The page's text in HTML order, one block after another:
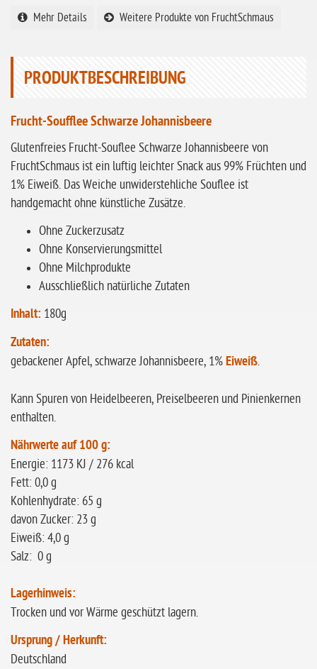
ohne Knoblauch
glutenfrei
Mehr Details Weitere Produkte von FruchtSchmaus
PRODUKTBESCHREIBUNG
Frucht-Soufflee Schwarze Johannisbeere
Glutenfreies Frucht-Souflee Schwarze Johannisbeere von
FruchtSchmaus ist ein luftig leichter Snack aus 99% Früchten und
1% Eiweiß. Das Weiche unwiderstehliche Souflee ist
handgemacht ohne künstliche Zusätze.
Ohne Zuckerzusatz
Ohne Konservierungsmittel
Ohne Milchprodukte
Ausschließlich natürliche Zutaten
Inhalt: 180g
Zutaten:
gebackener Apfel, schwarze Johannisbeere, 1%Eiweiß.
Kann Spuren von Heidelbeeren, Preiselbeeren und Pinienkernen
enthalten.
Nährwerte auf 100 g:
Energie: 1173 KJ / 276 kcal
Fett: 0,0 g
Kohlenhydrate: 65 g
davon Zucker: 23 g
Eiweiß: 4,0 g
Salz: 0 g
Lagerhinweis:
Trocken und vor Wärme geschützt lagern.
Ursprung / Herkunft:
Deutschland